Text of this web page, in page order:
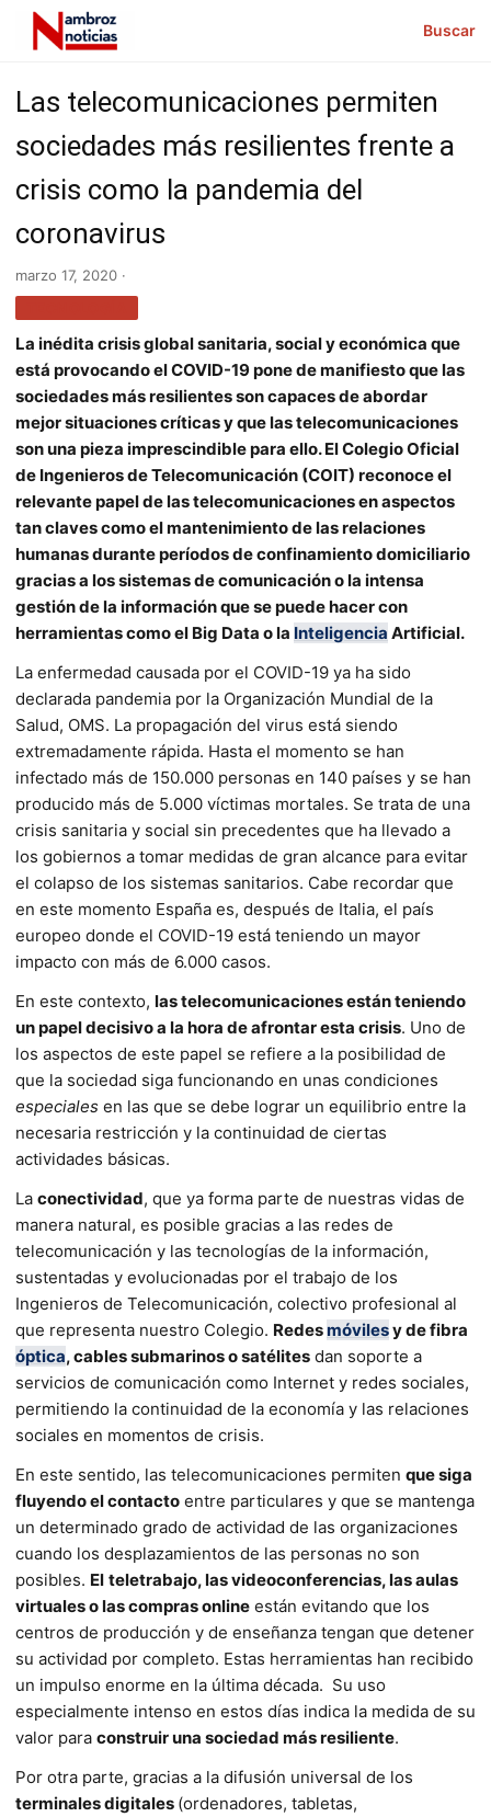
Buscar
Las telecomunicaciones permiten
sociedades más resilientes frente a
crisis como la pandemia del
coronavirus
marzo 17, 2020 ·
La inédita crisis global sanitaria, social y económica que
está provocando el COVID-19 pone de manifiesto que las
sociedades más resilientes son capaces de abordar
mejor situaciones críticas y que las telecomunicaciones
son una pieza imprescindible para ello. El Colegio Oficial
de Ingenieros de Telecomunicación (COIT) reconoce el
relevante papel de las telecomunicaciones en aspectos
tan claves como el mantenimiento de las relaciones
humanas durante períodos de confinamiento domiciliario
gracias a los sistemas de comunicación o la intensa
gestión de la información que se puede hacer con
herramientas como el Big Data o la Inteligencia Artificial.
La enfermedad causada por el COVID-19 ya ha sido
declarada pandemia por la Organización Mundial de la
Salud, OMS. La propagación del virus está siendo
extremadamente rápida. Hasta el momento se han
infectado más de 150.000 personas en 140 países y se han
producido más de 5.000 víctimas mortales. Se trata de una
crisis sanitaria y social sin precedentes que ha llevado a
los gobiernos a tomar medidas de gran alcance para evitar
el colapso de los sistemas sanitarios. Cabe recordar que
en este momento España es, después de Italia, el país
europeo donde el COVID-19 está teniendo un mayor
impacto con más de 6.000 casos.
En este contexto, las telecomunicaciones están teniendo
un papel decisivo a la hora de afrontar esta crisis. Uno de
los aspectos de este papel se refiere a la posibilidad de
que la sociedad siga funcionando en unas condiciones
especiales en las que se debe lograr un equilibrio entre la
necesaria restricción y la continuidad de ciertas
actividades básicas.
La conectividad, que ya forma parte de nuestras vidas de
manera natural, es posible gracias a las redes de
telecomunicación y las tecnologías de la información,
sustentadas y evolucionadas por el trabajo de los
Ingenieros de Telecomunicación, colectivo profesional al
que representa nuestro Colegio. Redesmóvilesy de fibra
óptica, cables submarinos o satélites dan soporte a
servicios de comunicación como Internet y redes sociales,
permitiendo la continuidad de la economía y las relaciones
sociales en momentos de crisis.
En este sentido, las telecomunicaciones permiten que siga
fluyendo el contacto entre particulares y que se mantenga
un determinado grado de actividad de las organizaciones
cuando los desplazamientos de las personas no son
posibles. El teletrabajo, las videoconferencias, las aulas
virtuales o las compras online están evitando que los
centros de producción y de enseñanza tengan que detener
su actividad por completo. Estas herramientas han recibido
un impulso enorme en la última década. Su uso
especialmente intenso en estos días indica la medida de su
valor para construir una sociedad más resiliente.
Por otra parte, gracias a la difusión universal de los
terminales digitales (ordenadores, tabletas,